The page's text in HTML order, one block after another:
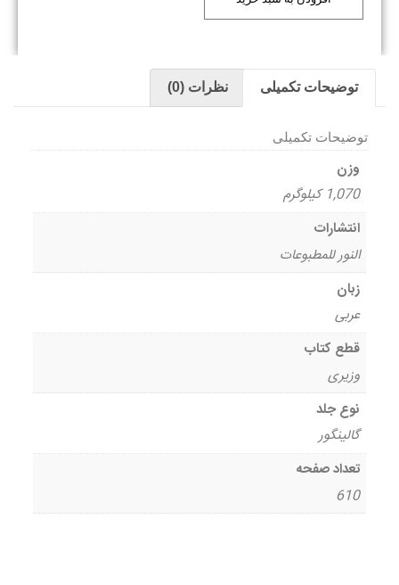
توضیحات تکمیلی نظرات (0)
توضیحات تکمیلی
وزن
1,070 کیلوگرم
انتشارات
النور للمطبوعات
زبان
عربی
قطع کتاب
وزیری
نوع جلد
گالینگور
تعداد صفحه
610